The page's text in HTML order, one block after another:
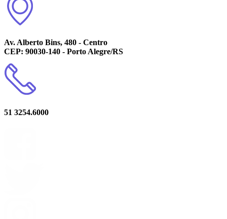
Av. Alberto Bins, 480 - Centro
CEP: 90030-140 - Porto Alegre/RS
51 3254.6000